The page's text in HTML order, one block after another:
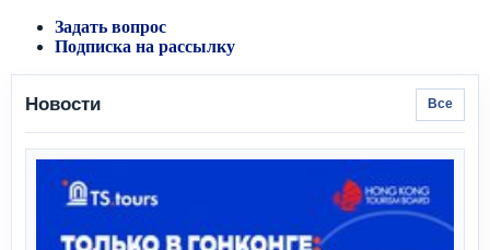
Задать вопрос
Подписка на рассылку
Новости Все